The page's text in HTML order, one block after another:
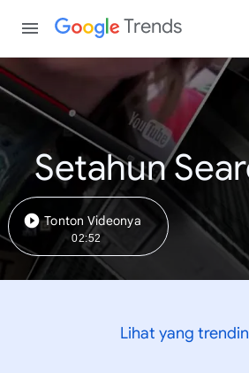
Trends
Setahun
Tonton Videonya
02:52
Lihat yang